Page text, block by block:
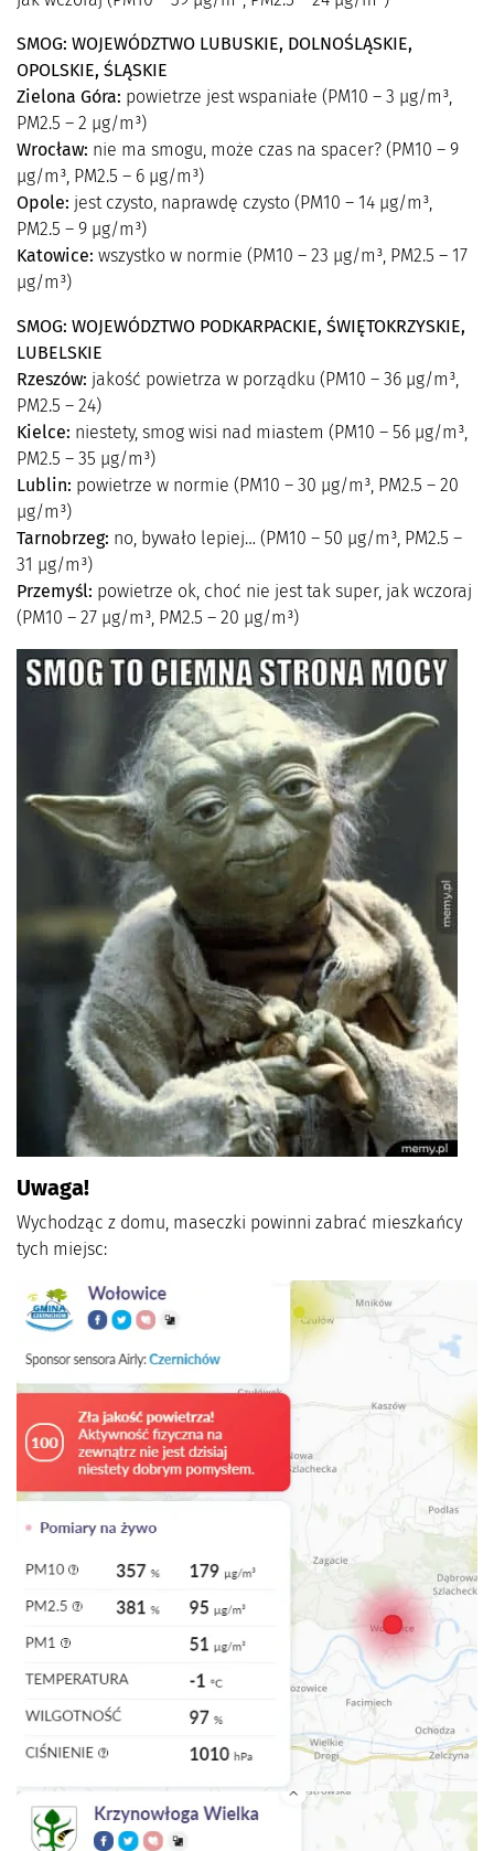
SMOG: WOJEWÓDZTWO LUBUSKIE, DOLNOŚLĄSKIE,
OPOLSKIE, ŚLĄSKIE
Zielona Góra: powietrze jest wspaniałe (PM10 – 3 µg/m³,
PM2.5 – 2 µg/m³)
Wrocław: nie ma smogu, może czas na spacer? (PM10 – 9
µg/m³, PM2.5 – 6 µg/m³)
Opole: jest czysto, naprawdę czysto (PM10 – 14 µg/m³,
PM2.5 – 9 µg/m³)
Katowice: wszystko w normie (PM10 – 23 µg/m³, PM2.5 – 17
µg/m³)
SMOG: WOJEWÓDZTWO PODKARPACKIE, ŚWIĘTOKRZYSKIE,
LUBELSKIE
Rzeszów: jakość powietrza w porządku (PM10 – 36 µg/m³,
PM2.5 – 24)
Kielce: niestety, smog wisi nad miastem (PM10 – 56 µg/m³,
PM2.5 – 35 µg/m³)
Lublin: powietrze w normie (PM10 – 30 µg/m³, PM2.5 – 20
µg/m³)
Tarnobrzeg: no, bywało lepiej… (PM10 – 50 µg/m³, PM2.5 –
31 µg/m³)
Przemyśl: powietrze ok, choć nie jest tak super, jak wczoraj
(PM10 – 27 µg/m³, PM2.5 – 20 µg/m³)
Uwaga!
Wychodząc z domu, maseczki powinni zabrać mieszkańcy
tych miejsc: